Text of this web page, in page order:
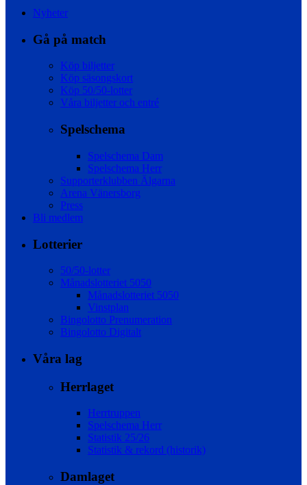
Nyheter
Gå på match
Köp biljetter
Köp säsongskort
Köp 50/50-lotter
Våra biljetter och entré
Spelschema
Spelschema Dam
Spelschema Herr
Supporterklubben Älgarna
Arena Vänersborg
Press
Bli medlem
Lotterier
50/50-lotter
Månadslotteriet 5050
Månadslotteriet 5050
Vinstplan
Bingolotto Prenumeration
Bingolotto Digitalt
Våra lag
Herrlaget
Herrtruppen
Spelschema Herr
Statistik 25/26
Statistik & rekord (historik)
Damlaget